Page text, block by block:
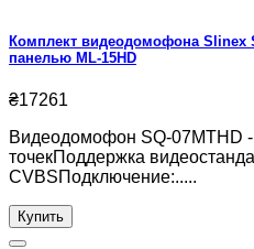
Комплект видеодомофона Slinex
панелью ML-15HD
₴17261
Видеодомофон SQ-07MTHD
точекПоддержка
CVBSПодключение:.....
Купить